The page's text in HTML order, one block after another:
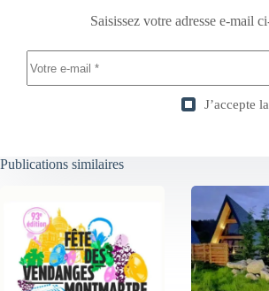
Saisissez votre adresse e-mail
J’accepte la
Publications similaires